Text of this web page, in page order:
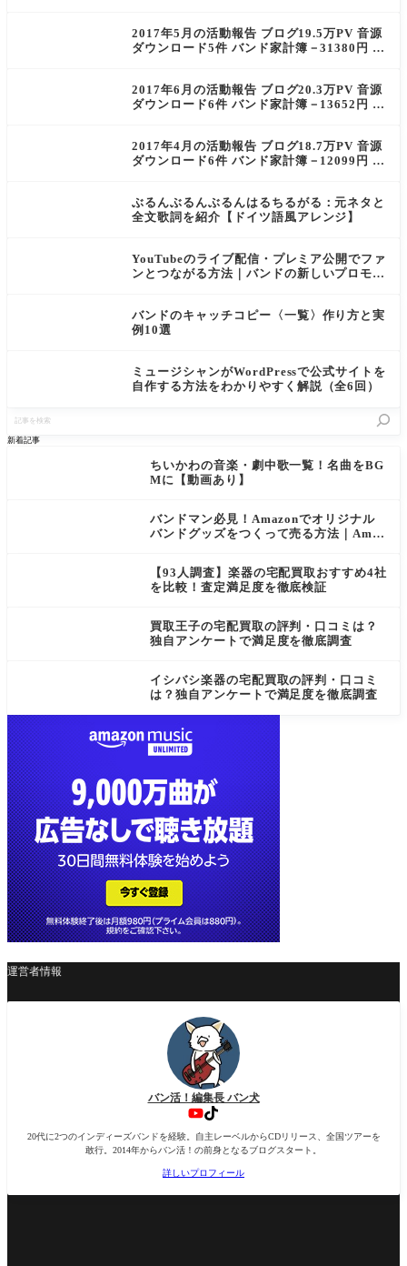
を
新着記事
ちいかわの音楽・劇中歌一覧！名曲をBG
Mに【動画あり】
バンドマン必見！Amazonでオリジナル
バンドグッズをつくって売る方法｜Amaz
【93人調査】楽器の宅配買取おすすめ4社
を比較！査定満足度を徹底検証
買取王子の宅配買取の評判・口コミは？
独自アンケートで満足度を徹底調査
イシバシ楽器の宅配買取の評判・口コミ
は？独自アンケートで満足度を徹底調査
2017年5月の活動報告 ブログ19.5万PV 音源
ダウンロード5件 バンド家計簿－31380円 な
2017年6月の活動報告 ブログ20.3万PV 音源
ダウンロード6件 バンド家計簿－13652円 残
2017年4月の活動報告 ブログ18.7万PV 音源
ダウンロード6件 バンド家計簿－12099円 ヘ
ぶるんぶるんぶるんはるちるがる：元ネタと
全文歌詞を紹介【ドイツ語風アレンジ】
YouTubeのライブ配信・プレミア公開でファ
ンとつながる方法｜バンドの新しいプロモ戦
バンドのキャッチコピー〈一覧〉作り方と実
例10選
ミュージシャンがWordPressで公式サイトを
自作する方法をわかりやすく解説（全6回）
運営者情報
バン活！編集長 バン犬
20代に2つのインディーズバンドを経験。自主レーベルからCDリリース、全国ツアーを
敢行。2014年からバン活！の前身となるブログスタート。
詳しいプロフィール